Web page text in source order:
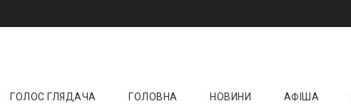
ktoday.com.ua
ГОЛОС ГЛЯДАЧА ГОЛОВНА НОВИНИ АФІША